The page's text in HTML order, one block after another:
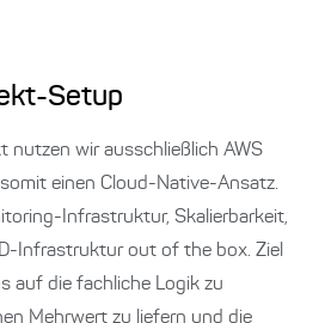
Setup
nutzen wir ausschließlich AWS
einen Cloud-Native-Ansatz.
Infrastruktur, Skalierbarkeit,
Infrastruktur out of the box. Ziel
auf die fachliche Logik zu
Mehrwert zu liefern und die